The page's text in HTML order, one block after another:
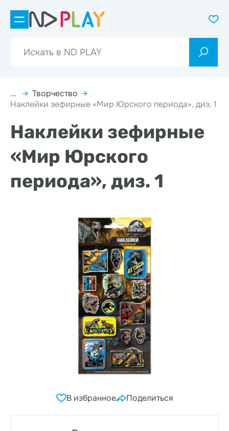
... → Творчество →
Наклейки зефирные «Мир Юрского периода», диз. 1
Наклейки зефирные
«Мир Юрского
периода», диз. 1
В избранное Поделиться